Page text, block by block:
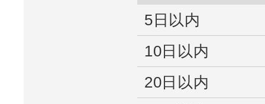
5日以内
10日以内
20日以内